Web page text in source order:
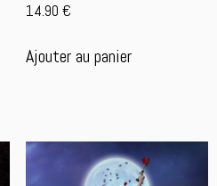
14.90 €
Ajouter au panier